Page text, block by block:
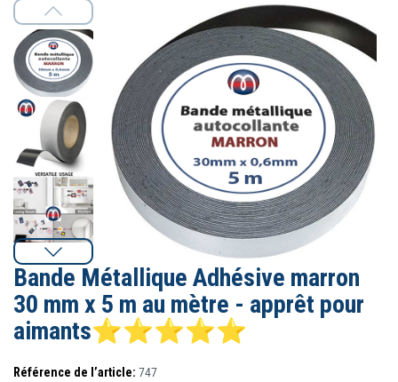
Bande Métallique Adhésive marron
30 mm x 5 m au mètre - apprêt pour
aimants⭐⭐⭐⭐⭐
Référence de l’article: 747